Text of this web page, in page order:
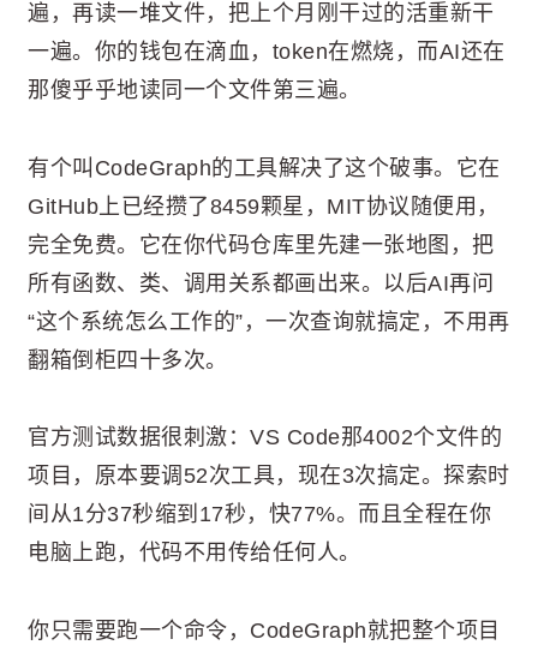
遍，再读一堆文件，把上个月刚干过的活重新干
一遍。你的钱包在滴血，token在燃烧，而AI还在
那傻乎乎地读同一个文件第三遍。
有个叫CodeGraph的工具解决了这个破事。它在
GitHub上已经攒了8459颗星，MIT协议随便用，
完全免费。它在你代码仓库里先建一张地图，把
所有函数、类、调用关系都画出来。以后AI再问
“这个系统怎么工作的”，一次查询就搞定，不用再
翻箱倒柜四十多次。
官方测试数据很刺激：VS Code那4002个文件的
项目，原本要调52次工具，现在3次搞定。探索时
间从1分37秒缩到17秒，快77%。而且全程在你
电脑上跑，代码不用传给任何人。
你只需要跑一个命令，CodeGraph就把整个项目